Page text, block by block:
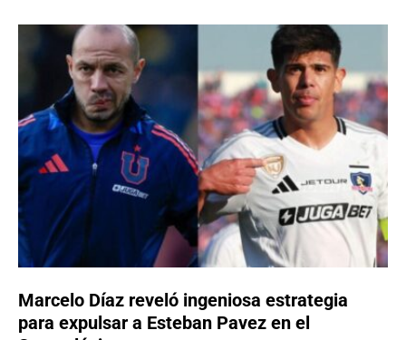
Marcelo Díaz reveló ingeniosa estrategia
para expulsar a Esteban Pavez en el